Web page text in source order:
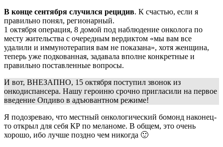
В конце сентября случился рецидив. К счастью, если я
правильно понял, регионарный.
1 октября операция, 8 домой под наблюдение онколога по
месту жительства с очередным вердиктом «мы вам все
удалили и иммунотерапия вам не показана», хотя женщина,
теперь уже подкованная, задавала вполне конкретные и
правильно поставленные вопросы.
И вот, ВНЕЗАПНО, 15 октября поступил звонок из
онкодиспансера. Нашу героиню срочно пригласили на первое
введение Опдиво в адъювантном режиме!
Я подозреваю, что местный онкологический бомонд наконец-
то открыл для себя КР по меланоме. В общем, это очень
хорошо, ибо лучше поздно чем никогда 🙂